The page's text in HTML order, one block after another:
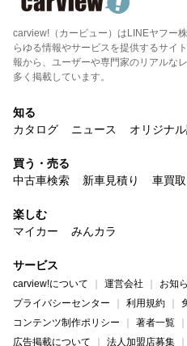
carview!（カービュー）はLINEヤフー
らゆる情報やサービスを提供するサイ
報から、ユーザーや専門家のリアルな
多く掲載しています。
知る
カタログ
ニュース オリジナ
買う・売る
中古車検索
新車見積り 車買取
楽しむ
マイカー
みんカラ
サービス
carview!について 運営会社 お知
プライバシーセンター
利用規約
コンテンツ制作ポリシー
著者一覧
広告掲載について
法人加盟店募集